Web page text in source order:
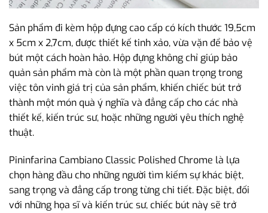
Sản phẩm đi kèm hộp đựng cao cấp có kích thước 19,5cm
x 5cm x 2,7cm, được thiết kế tinh xảo, vừa vặn để bảo vệ
bút một cách hoàn hảo. Hộp đựng không chỉ giúp bảo
quản sản phẩm mà còn là một phần quan trọng trong
việc tôn vinh giá trị của sản phẩm, khiến chiếc bút trở
thành một món quà ý nghĩa và đẳng cấp cho các nhà
thiết kế, kiến trúc sư, hoặc những người yêu thích nghệ
thuật.
Pininfarina Cambiano Classic Polished Chrome là lựa
chọn hàng đầu cho những người tìm kiếm sự khác biệt,
sang trọng và đẳng cấp trong từng chi tiết. Đặc biệt, đối
với những họa sĩ và kiến trúc sư, chiếc bút này sẽ trở